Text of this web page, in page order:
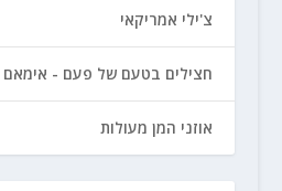
צ'ילי אמריקאי
חצילים בטעם של פעם - אימאם
אוזני המן מעולות